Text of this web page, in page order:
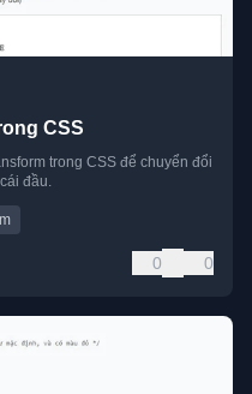
CSS
trong CSS để chuyển đổi
đầu.
0 0